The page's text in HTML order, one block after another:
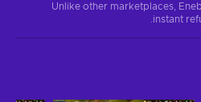
Unlike other marketplaces,
instant